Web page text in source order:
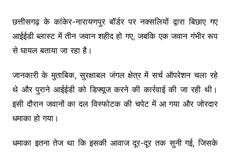
छत्तीसगढ़ के कांकेर-नारायणपुर बॉर्डर पर नक्सलियों द्वारा बिछाए गए
आईईडी ब्लास्ट में तीन जवान शहीद हो गए, जबकि एक जवान गंभीर रूप
से घायल बताया जा रहा है।
जानकारी के मुताबिक, सुरक्षाबल जंगल क्षेत्र में सर्च ऑपरेशन चला रहे
थे और पुराने आईईडी को डिफ्यूज करने की कार्रवाई की जा रही थी।
इसी दौरान जवानों का दल विस्फोटक की चपेट में आ गया और जोरदार
धमाका हो गया।
धमाका इतना तेज था कि इसकी आवाज दूर-दूर तक सुनी गई, जिसके